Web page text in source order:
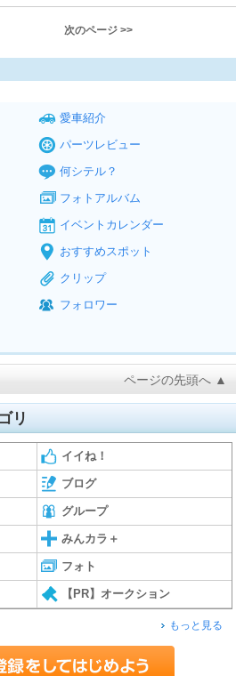
次のページ >>
愛車紹介
パーツレビュー
何シテル？
フォトアルバム
イベントカレンダー
おすすめスポット
クリップ
フォロワー
ページの先頭へ ▲
リ
イイね！
ブログ
グループ
みんカラ＋
フォト
【PR】オークション
もっと見る